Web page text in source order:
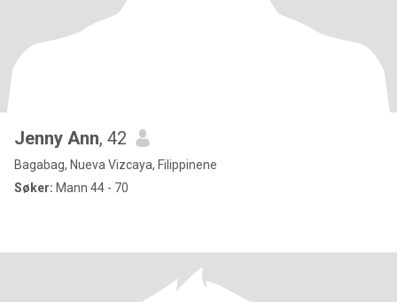
Jenny Ann, 42
Bagabag, Nueva Vizcaya, Filippinene
Søker: Mann 44 - 70